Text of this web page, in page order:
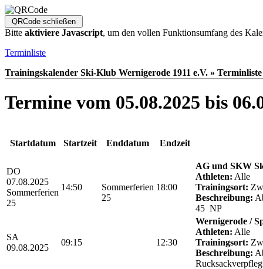
Bitte aktiviere Javascript, um den vollen Funktionsumfang des
Terminliste
Trainingskalender Ski-Klub Wernigerode 1911 e.V. » Terminliste
Termine vom 05.08.2025 bis
Startdatum Startzeit Enddatum Endzeit
DO
07.08.2025
Sommerferien
25
14:50
Sommerferien
25
18:00
AG und SKW
Athleten: Alle
Trainingsort:
Beschreibung:
45 NP
SA
09.08.2025
09:15 12:30
Wernigerode /
Athleten: Alle
Trainingsort:
Beschreibung: